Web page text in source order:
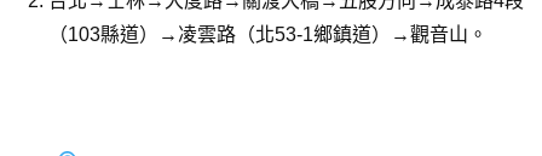
（103縣道）→凌雲路（北53-1鄉鎮道）→觀音山。